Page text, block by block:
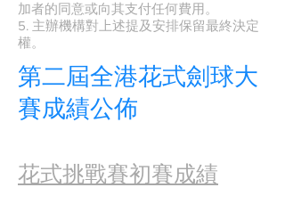
加者的同意或向其支付任何費用。
5. 主辦機構對上述提及安排保留最終決定
權。
第二屆全港花式劍球大
賽成績公佈
花式挑戰賽初賽成績